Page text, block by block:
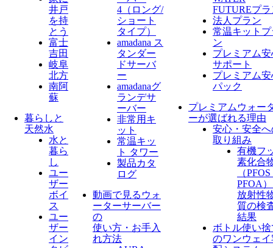
井戸
を持
とう
富士
吉田
岐阜
北方
南阿
蘇
暮らしと
天然水
水と
暮ら
し
ユー
ザー
ボイ
ス
ユー
ザー
イン
4（ロング/
ショート
タイプ）
amadana ス
タンダー
ドサーバ
ー
amadanaグ
ランデサ
ーバー
非常用キ
ット
常温キッ
ト タワー
製品カタ
ログ
動画で見るウォ
ーターサーバー
の
使い方・お手入
れ方法
FUTUREプラ
法人プラン
常温キットプ
ン
プレミアム安
サポート
プレミアム安
パック
プレミアムウォー
ーが選ばれる理由
安心・安全へ
取り組み
有機フ
素化合
（
PFOA
放射性
質の検
結果
ボトル使い捨
のワンウェイ